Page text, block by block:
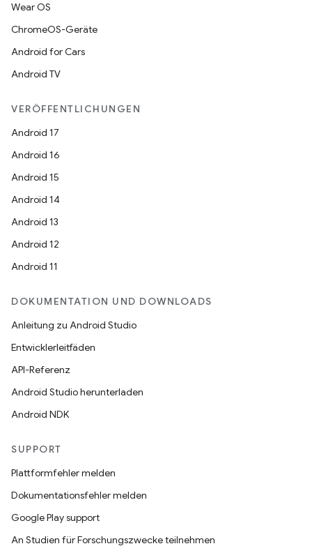
Wear OS
ChromeOS-Geräte
Android for Cars
Android TV
VERÖFFENTLICHUNGEN
Android 17
Android 16
Android 15
Android 14
Android 13
Android 12
Android 11
DOKUMENTATION UND DOWNLOADS
Anleitung zu Android Studio
Entwicklerleitfäden
API-Referenz
Android Studio herunterladen
Android NDK
SUPPORT
Plattformfehler melden
Dokumentationsfehler melden
Google Play support
An Studien für Forschungszwecke teilnehmen